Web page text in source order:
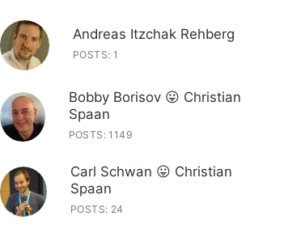
Andreas Itzchak Rehberg
POSTS: 1
Bobby Borisov 😛 Christian
Spaan
POSTS: 1149
Carl Schwan 😛 Christian
Spaan
POSTS: 24